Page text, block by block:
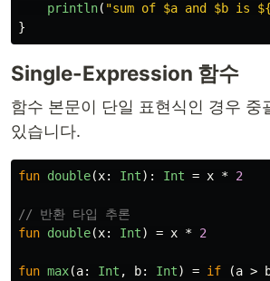
println( "sum of $a and $b is
}
Single-Expression 함수
함수 본문이 단일 표현식인 경우 중
있습니다.
fun double(x: Int): Int = x * 2
// 반환 타입 추론
fun double(x: Int) = x * 2
fun max(a: Int , b: Int) = if (a >